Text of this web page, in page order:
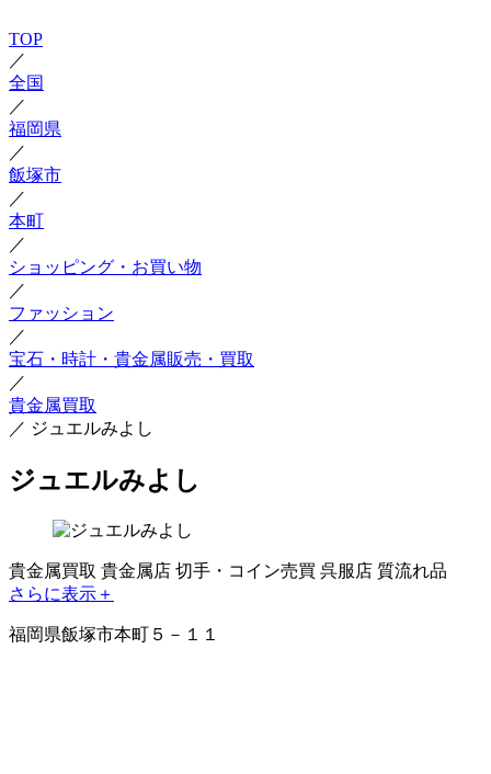
TOP
／
全国
／
福岡県
／
飯塚市
／
本町
／
ショッピング・お買い物
／
ファッション
／
宝石・時計・貴金属販売・買取
／
貴金属買取
／ ジュエルみよし
ジュエルみよし
貴金属買取 貴金属店 切手・コイン売買 呉服店 質流れ品
さらに表示＋
福岡県飯塚市本町５－１１